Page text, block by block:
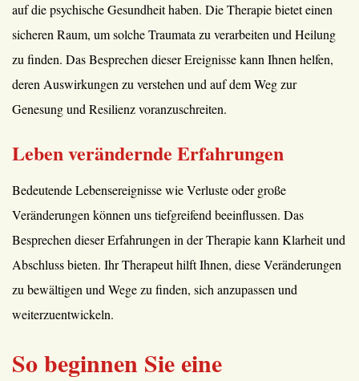
auf die psychische Gesundheit haben. Die Therapie bietet einen
sicheren Raum, um solche Traumata zu verarbeiten und Heilung
zu finden. Das Besprechen dieser Ereignisse kann Ihnen helfen,
deren Auswirkungen zu verstehen und auf dem Weg zur
Genesung und Resilienz voranzuschreiten.
Leben verändernde Erfahrungen
Bedeutende Lebensereignisse wie Verluste oder große
Veränderungen können uns tiefgreifend beeinflussen. Das
Besprechen dieser Erfahrungen in der Therapie kann Klarheit und
Abschluss bieten. Ihr Therapeut hilft Ihnen, diese Veränderungen
zu bewältigen und Wege zu finden, sich anzupassen und
weiterzuentwickeln.
So beginnen Sie eine